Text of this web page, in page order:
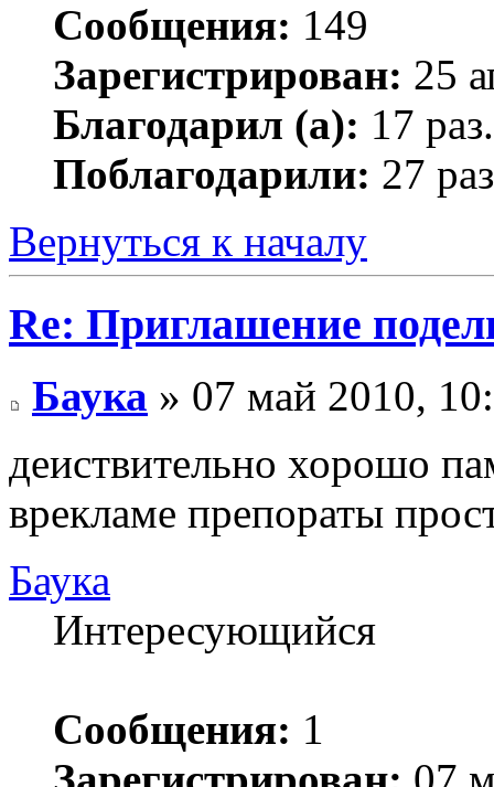
Сообщения: 149
Зарегистрирован: 25
Благодарил (а): 17 раз.
Поблагодарили: 27
Вернуться к началу
Re: Приглашение
Баука » 07 май 2010,
деиствительно хорошо
врекламе препораты
Баука
Интересующийся
Сообщения: 1